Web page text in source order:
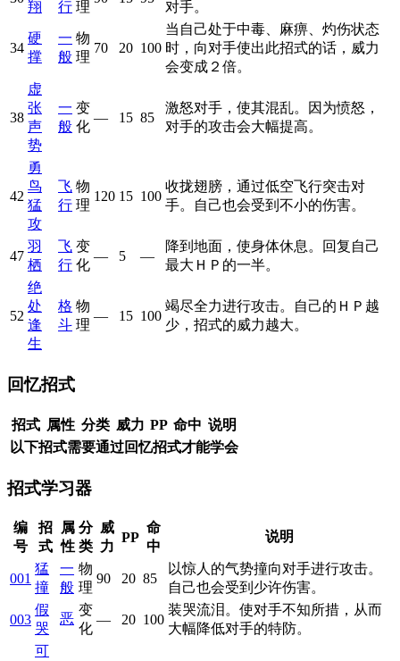
翔
行 理
对手。
34
硬
撑
一
般
物
理
70 20 100
当自己处于中毒、麻痹、灼伤状态
时，向对手使出此招式的话，威力
会变成２倍。
38
虚
张
声
势
一
般
变
化
— 15 85
激怒对手，使其混乱。因为愤怒，
对手的攻击会大幅提高。
42
勇
鸟
猛
攻
飞
行
物
理
120 15 100
收拢翅膀，通过低空飞行突击对
手。自己也会受到不小的伤害。
47
羽
栖
飞
行
变
化
— 5 —
降到地面，使身体休息。回复自己
最大ＨＰ的一半。
52
绝
处
逢
生
格
斗
物
理
— 15 100
竭尽全力进行攻击。自己的ＨＰ越
少，招式的威力越大。
回忆招式
招式 属性 分类 威力 PP 命中 说明
以下招式需要通过回忆招式才能学会
招式学习器
编
号
招
式
属
性
分
类
威
力
PP
命
中
说明
001
猛
撞
一
般
物
理
90 20 85
以惊人的气势撞向对手进行攻击。
自己也会受到少许伤害。
003
假
哭
恶
变
化
— 20 100
装哭流泪。使对手不知所措，从而
大幅降低对手的特防。
可